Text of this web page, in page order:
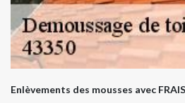
Enlèvements des mousses avec